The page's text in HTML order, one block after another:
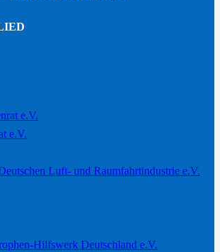
e.V.
Luft- und Raumfahrtindustrie e.V.
Hilfswerk Deutschland e.V.